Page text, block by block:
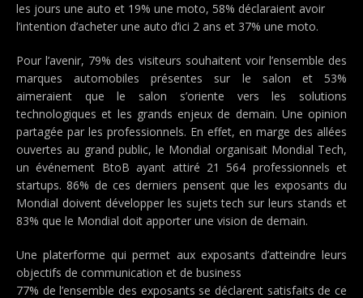
les jours une auto et 19% une moto, 58% déclaraient avoir
l’intention d’acheter une auto d’ici 2 ans et 37% une moto.
Pour l’avenir, 79% des visiteurs souhaitent voir l’ensemble des
marques automobiles présentes sur le salon et 53%
aimeraient que le salon s’oriente vers les solutions
technologiques et les grands enjeux de demain. Une opinion
partagée par les professionnels. En effet, en marge des allées
ouvertes au grand public, le Mondial organisait Mondial Tech,
un événement BtoB ayant attiré 21 564 professionnels et
startups. 86% de ces derniers pensent que les exposants du
Mondial doivent développer les sujets tech sur leurs stands et
83% que le Mondial doit apporter une vision de demain.
Une platerforme qui permet aux exposants d’atteindre leurs
objectifs de communication et de business
77% de l’ensemble des exposants se déclarent satisfaits de ce